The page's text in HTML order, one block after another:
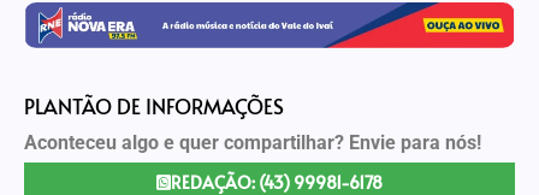
PLANTÃO DE INFORMAÇÕES
Aconteceu algo e quer compartilhar? Envie para nós!
REDAÇÃO: (43) 99981-6178